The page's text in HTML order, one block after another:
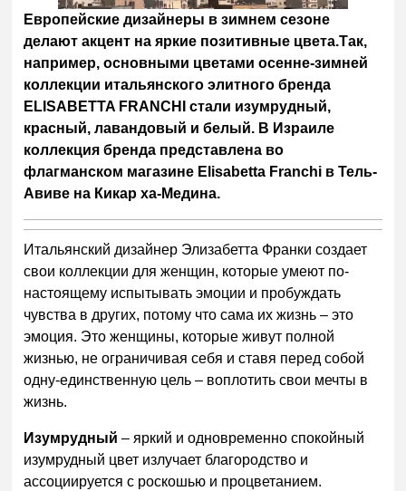
Европейские дизайнеры в зимнем сезоне
делают акцент на яркие позитивные цвета.Так,
например, основными цветами осенне-зимней
коллекции итальянского элитного бренда
ELISABETTA FRANCHI стали изумрудный,
красный, лавандовый и белый. В Израиле
коллекция бренда представлена во
флагманском магазине Elisabetta Franchi в Тель-
Авиве на Кикар ха-Медина.
Итальянский дизайнер Элизабетта Франки создает
свои коллекции для женщин, которые умеют по-
настоящему испытывать эмоции и пробуждать
чувства в других, потому что сама их жизнь – это
эмоция. Это женщины, которые живут полной
жизнью, не ограничивая себя и ставя перед собой
одну-единственную цель – воплотить свои мечты в
жизнь.
Изумрудный – яркий и одновременно спокойный
изумрудный цвет излучает благородство и
ассоциируется с роскошью и процветанием.